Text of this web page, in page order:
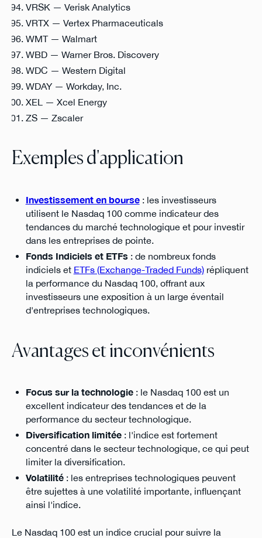
VRSK — Verisk Analytics
VRTX — Vertex Pharmaceuticals
WMT — Walmart
WBD — Warner Bros. Discovery
WDC — Western Digital
WDAY — Workday, Inc.
XEL — Xcel Energy
ZS — Zscaler
Exemples d'application
Investissement en bourse: les investisseurs
utilisent le Nasdaq 100 comme indicateur des
tendances du marché technologique et pour investir
dans les entreprises de pointe.
Fonds Indiciels et ETFs : de nombreux fonds
indiciels et ETFs (Exchange-Traded Funds)répliquent
la performance du Nasdaq 100, offrant aux
investisseurs une exposition à un large éventail
d'entreprises technologiques.
Avantages et inconvénients
Focus sur la technologie: le Nasdaq 100 est un
excellent indicateur des tendances et de la
performance du secteur technologique.
Diversification limitée: l'indice est fortement
concentré dans le secteur technologique, ce qui peut
limiter la diversification.
Volatilité: les entreprises technologiques peuvent
être sujettes à une volatilité importante, influençant
ainsi l'indice.
Le Nasdaq 100 est un indice crucial pour suivre la